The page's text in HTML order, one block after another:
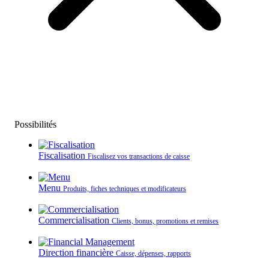
Possibilités
Fiscalisation Fiscalisez vos transactions de caisse
Menu Produits, fiches techniques et modificateurs
Commercialisation Clients, bonus, promotions et remises
Direction financière Caisse, dépenses, rapports